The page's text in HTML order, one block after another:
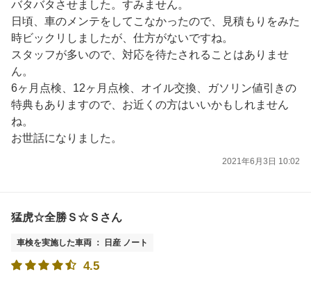
バタバタさせました。すみません。
日頃、車のメンテをしてこなかったので、見積もりをみた
時ビックリしましたが、仕方がないですね。
スタッフが多いので、対応を待たされることはありませ
ん。
6ヶ月点検、12ヶ月点検、オイル交換、ガソリン値引きの
特典もありますので、お近くの方はいいかもしれません
ね。
お世話になりました。
2021年6月3日 10:02
猛虎☆全勝Ｓ☆Ｓさん
車検を実施した車両 ： 日産 ノート
4.5